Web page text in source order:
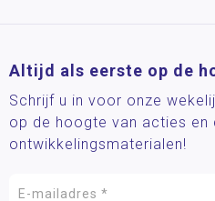
Altijd als eerste op de
Schrijf u in voor onze
op de hoogte van acties en
ontwikkelingsmaterialen!